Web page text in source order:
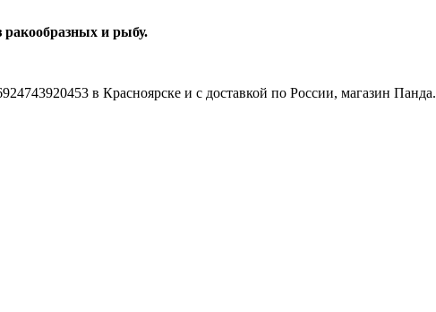
и рыбу.
в Красноярске и с доставкой по России, магазин Панда.